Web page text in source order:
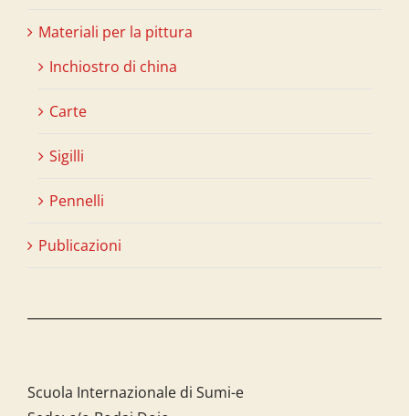
Materiali per la pittura
Inchiostro di china
Carte
Sigilli
Pennelli
Publicazioni
Scuola Internazionale di Sumi-e